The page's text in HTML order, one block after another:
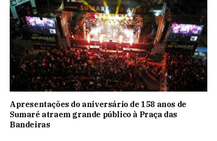
Apresentações do aniversário de 158 anos de
Sumaré atraem grande público à Praça das
Bandeiras